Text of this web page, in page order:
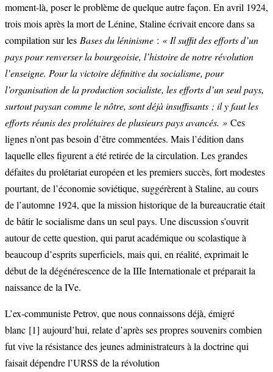
moment-là, poser le problème de quelque autre façon. En avril 1924,
trois mois après la mort de Lénine, Staline écrivait encore dans sa
compilation sur les Bases du léninisme : « Il suffit des efforts d’un
pays pour renverser la bourgeoisie, l’histoire de notre révolution
l’enseigne. Pour la victoire définitive du socialisme, pour
l’organisation de la production socialiste, les efforts d’un seul pays,
surtout paysan comme le nôtre, sont déjà insuffisants ; il y faut les
efforts réunis des prolétaires de plusieurs pays avancés. » Ces
lignes n’ont pas besoin d’être commentées. Mais l’édition dans
laquelle elles figurent a été retirée de la circulation. Les grandes
défaites du prolétariat européen et les premiers succès, fort modestes
pourtant, de l’économie soviétique, suggérèrent à Staline, au cours
de l’automne 1924, que la mission historique de la bureaucratie était
de bâtir le socialisme dans un seul pays. Une discussion s’ouvrit
autour de cette question, qui parut académique ou scolastique à
beaucoup d’esprits superficiels, mais qui, en réalité, exprimait le
début de la dégénérescence de la IIIe Internationale et préparait la
naissance de la IVe.
L’ex-communiste Petrov, que nous connaissons déjà, émigré
blanc [1] aujourd’hui, relate d’après ses propres souvenirs combien
fut vive la résistance des jeunes administrateurs à la doctrine qui
faisait dépendre l’URSS de la révolution